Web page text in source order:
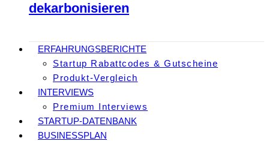
dekarbonisieren
ERFAHRUNGSBERICHTE
Startup Rabattcodes & Gutscheine
Produkt-Vergleich
INTERVIEWS
Premium Interviews
STARTUP-DATENBANK
BUSINESSPLAN